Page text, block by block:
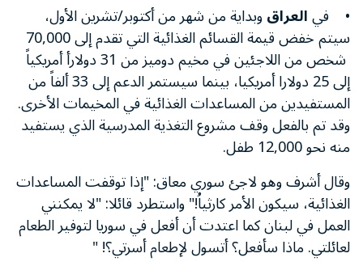
• فيالعراقوبداية من شهر من أكتوبر/تشرين الأول،
سيتم خفض قيمة القسائم الغذائية التي تقدم إلى 70,000
شخص من اللاجئين في مخيم دوميز من 31 دولارأ أمريكياً
إلى 25 دولارا أمريكيا، بينما سيستمر الدعم إلى 33 ألفاً من
المستفيدين من المساعدات الغذائية في المخيمات الأخرى.
وقد تم بالفعل وقف مشروع التغذية المدرسية الذي يستفيد
منه نحو 12,000 طفل.
وقال أشرف وهو لاجئ سوري معاق: "إذا توقفت المساعدات
الغذائية، سيكون الأمر كارثياُ!" واستطرد قائلا: "لا يمكنني
العمل في لبنان كما اعتدت أن أفعل في سوريا لتوفير الطعام
لعائلتي. ماذا سأفعل؟ أتسول لإطعام أسرتي؟! "